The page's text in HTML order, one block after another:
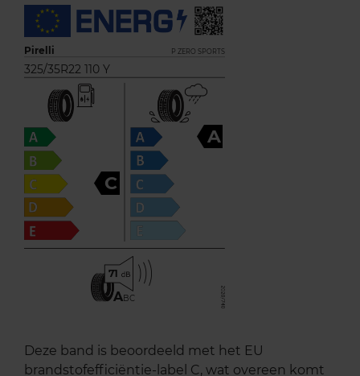
Pirelli P ZERO SPORTS
325/35R22 110 Y
C
A
71
ABC
Deze band is beoordeeld met het EU
brandstofefficiëntie-label C, wat overeen komt